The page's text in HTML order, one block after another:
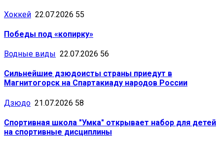
Хоккей 22.07.2026 55
Победы под «копирку»
Водные виды 22.07.2026 56
Сильнейшие дзюдоисты страны приедут в
Магнитогорск на Спартакиаду народов России
Дзюдо 21.07.2026 58
Спортивная школа "Умка" открывает набор для детей
на спортивные дисциплины